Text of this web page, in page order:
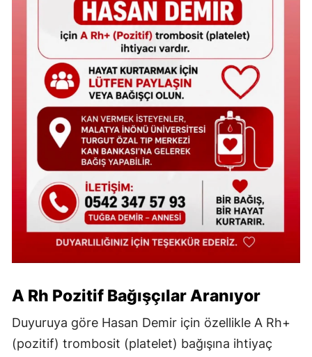
A Rh Pozitif Bağışçılar Aranıyor
Duyuruya göre Hasan Demir için özellikle A Rh+
(pozitif) trombosit (platelet) bağışına ihtiyaç